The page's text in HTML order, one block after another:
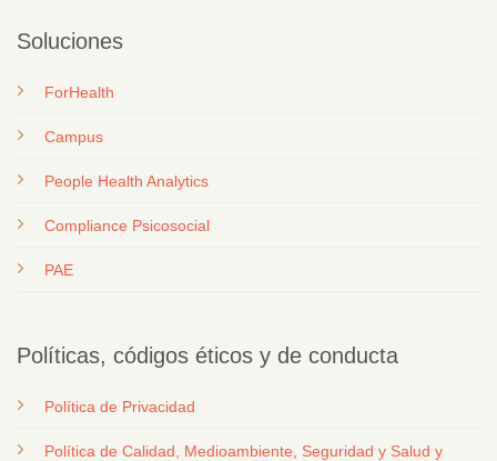
Soluciones
ForHealth
Campus
People Health Analytics
Compliance Psicosocial
PAE
Políticas, códigos éticos y de conducta
Política de Privacidad
Política de Calidad, Medioambiente, Seguridad y Salud y